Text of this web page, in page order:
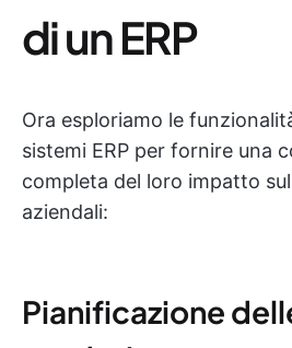
di un ERP
Ora esploriamo le
sistemi ERP per fornire una
completa del loro impatto
aziendali:
Pianificazione